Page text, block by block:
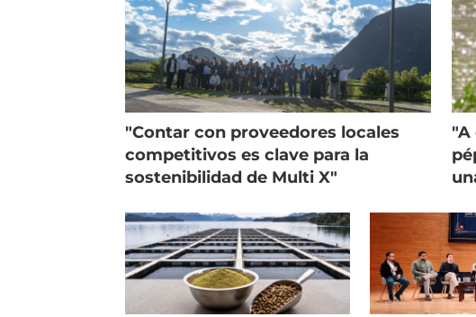
"Contar con proveedores locales
competitivos es clave para la
sostenibilidad de Multi X"
"A